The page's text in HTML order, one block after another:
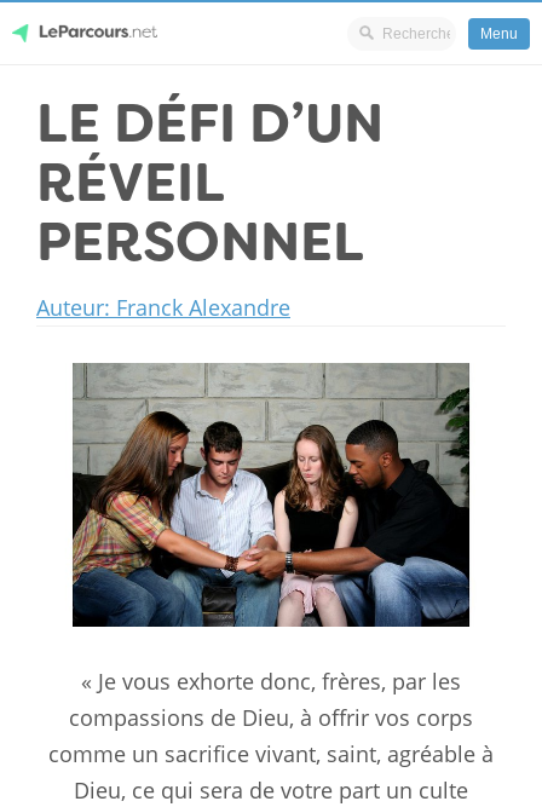
content
LeParcours.net
Menu
LE DÉFI D’UN
RÉVEIL
PERSONNEL
Auteur: Franck Alexandre
« Je vous exhorte donc, frères, par les
compassions de Dieu, à offrir vos corps
comme un sacrifice vivant, saint, agréable à
Dieu, ce qui sera de votre part un culte